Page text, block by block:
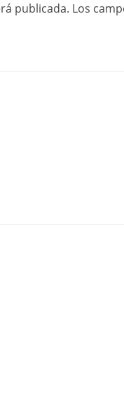
publicada. Los